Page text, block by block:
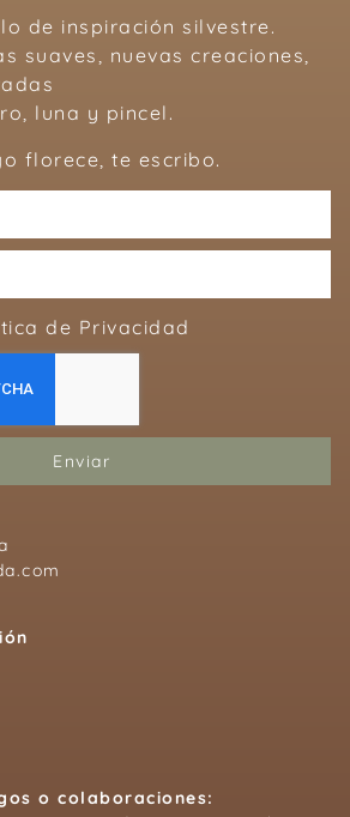
de inspiración silvestre.
suaves, nuevas creaciones,
luna y pincel.
florece, te escribo.
de Privacidad
Enviar
o colaboraciones: